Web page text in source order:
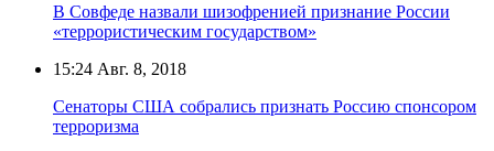
В Совфеде назвали шизофренией признание России
«террористическим государством»
15:24 Авг. 8, 2018
Сенаторы США собрались признать Россию спонсором
терроризма